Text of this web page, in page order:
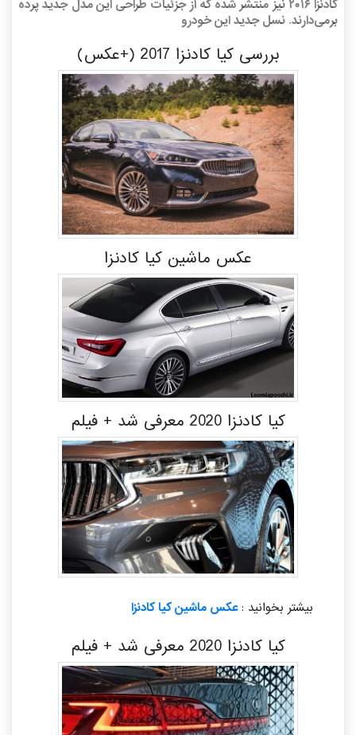
کادنزا ۲۰۱۶ نیز منتشر شده که از جزئیات طراحی این مدل جدید پرده
برمی‌دارند. نسل جدید این خودرو
بررسی کیا کادنزا 2017 (+عکس)
عکس ماشین کیا کادنزا
کیا کادنزا 2020 معرفی شد + فیلم
بیشتر بخوانید :عکس ماشین کیا کادنزا
کیا کادنزا 2020 معرفی شد + فیلم